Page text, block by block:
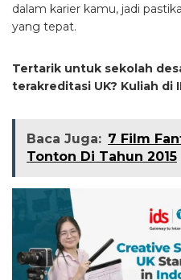
dalam karier kamu, jadi
yang tepat.
Tertarik untuk sekolah
terakreditasi UK? Kuliah di
Baca Juga: 7 Film
Tonton Di Tahun 2015